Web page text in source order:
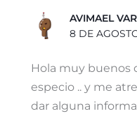
AVIMAEL
8 DE
Hola muy buenos
especio .. y me
dar alguna